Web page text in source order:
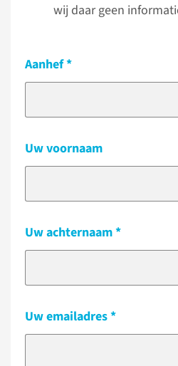
wij daar geen
Aanhef
Uw voornaam
Uw achternaam
Uw emailadres